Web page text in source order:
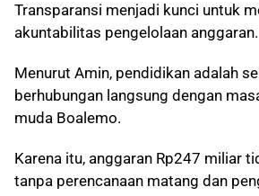
Transparansi menjadi kunci untuk
akuntabilitas pengelolaan anggaran.
Menurut Amin, pendidikan adalah
berhubungan langsung dengan
muda Boalemo.
Karena itu, anggaran Rp247 miliar
tanpa perencanaan matang dan